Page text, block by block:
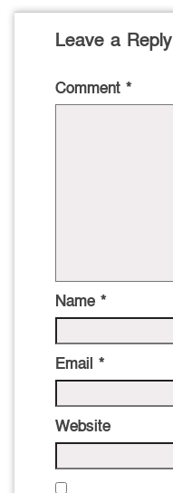
Leave a Reply
Comment *
Name *
Email *
Website